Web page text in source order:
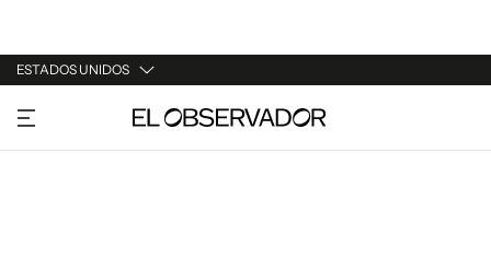
ESTADOS UNIDOS
URUGUAY
ARGENTINA